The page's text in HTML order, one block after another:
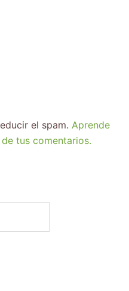
el spam. Aprende
tus comentarios.